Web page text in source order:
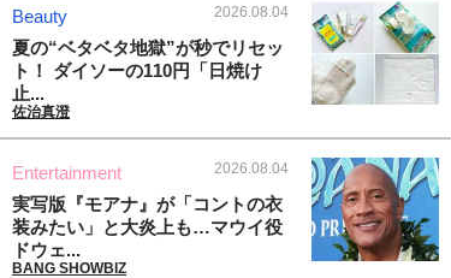
Beauty 2026.08.04
夏の“ベタベタ地獄”が秒でリセッ
ト！ ダイソーの110円「日焼け
止...
佐治真澄
Entertainment 2026.08.04
実写版『モアナ』が「コントの衣
装みたい」と大炎上も…マウイ役
ドウェ...
BANG SHOWBIZ